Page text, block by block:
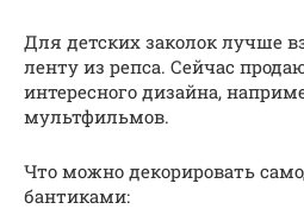
Для детских заколок лучше
ленту из репса. Сейчас
интересного дизайна,
мультфильмов.
Что можно декорировать
бантиками: